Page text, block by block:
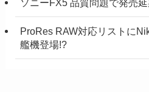
ソニーFX5 品質問題で発売
ProRes RAW対応リストに
艦機登場!?